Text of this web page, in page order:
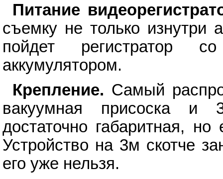
Питание
съемку не только изнутри
пойдет регистратор
аккумулятором.
Крепление. Самый
вакуумная присоска и
достаточно габаритная,
Устройство на 3м скотче
его уже нельзя.